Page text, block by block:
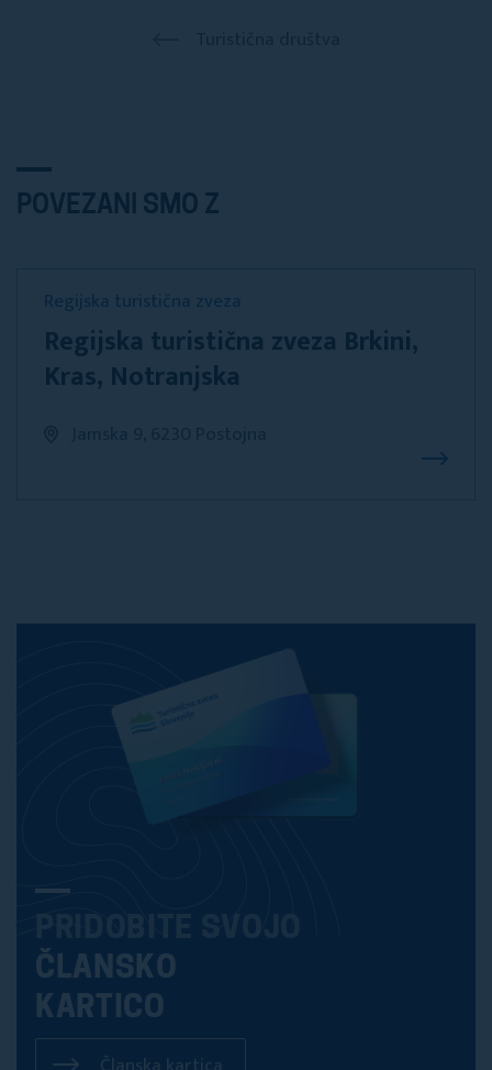
POVEZANI SMO Z
Regijska turistična zveza
Regijska turistična zveza Brkini,
Kras, Notranjska
ČLANSKO
KARTICO